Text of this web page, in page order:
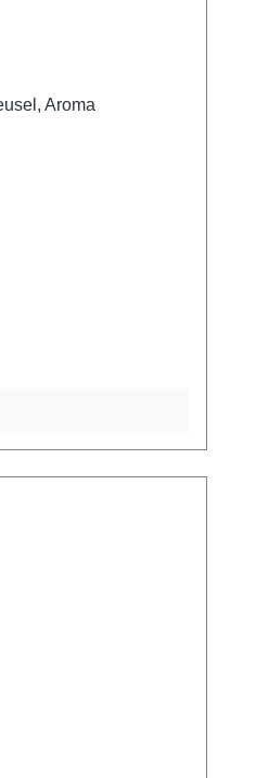
Krokantstreusel, Aroma